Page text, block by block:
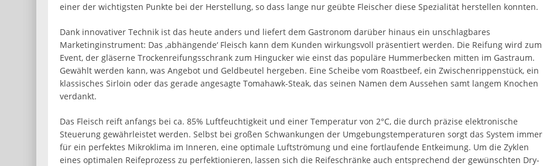
einer der wichtigsten Punkte bei der Herstellung, so dass lange nur geübte Fleischer diese Spezialität herstellen konnten.
Dank innovativer Technik ist das heute anders und liefert dem Gastronom darüber hinaus ein unschlagbares
Marketinginstrument: Das ‚abhängende‘ Fleisch kann dem Kunden wirkungsvoll präsentiert werden. Die Reifung wird zum
Event, der gläserne Trockenreifungsschrank zum Hingucker wie einst das populäre Hummerbecken mitten im Gastraum.
Gewählt werden kann, was Angebot und Geldbeutel hergeben. Eine Scheibe vom Roastbeef, ein Zwischenrippenstück, ein
klassisches Sirloin oder das gerade angesagte Tomahawk-Steak, das seinen Namen dem Aussehen samt langem Knochen
verdankt.
Das Fleisch reift anfangs bei ca. 85% Luftfeuchtigkeit und einer Temperatur von 2°C, die durch präzise elektronische
Steuerung gewährleistet werden. Selbst bei großen Schwankungen der Umgebungstemperaturen sorgt das System immer
für ein perfektes Mikroklima im Inneren, eine optimale Luftströmung und eine fortlaufende Entkeimung. Um die Zyklen
eines optimalen Reifeprozess zu perfektionieren, lassen sich die Reifeschränke auch entsprechend der gewünschten Dry-